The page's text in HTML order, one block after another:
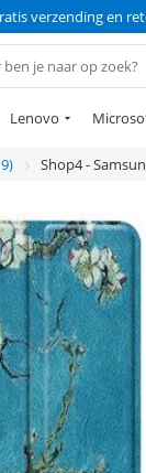
verzending en
Lenovo
Shop4 -